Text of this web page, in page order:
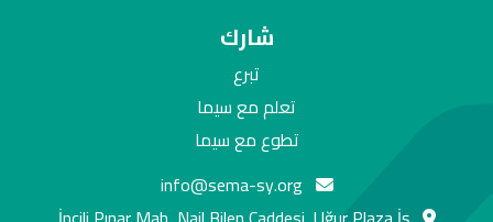
info@sema-sy.org
شارك
تبرع
تعلم مع سيما
تطوع مع سيما